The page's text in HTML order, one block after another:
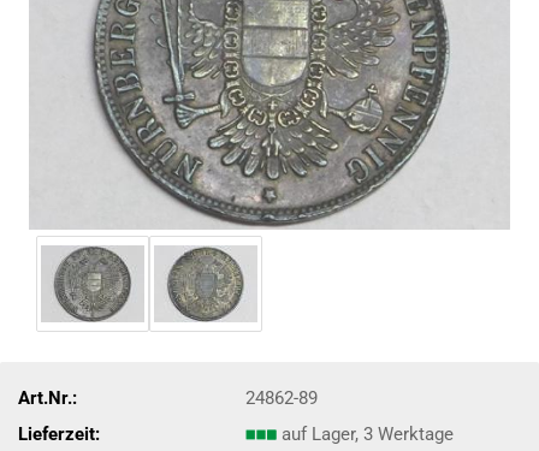
Art.Nr.:
24862-89
Lieferzeit:
auf Lager, 3 Werktage